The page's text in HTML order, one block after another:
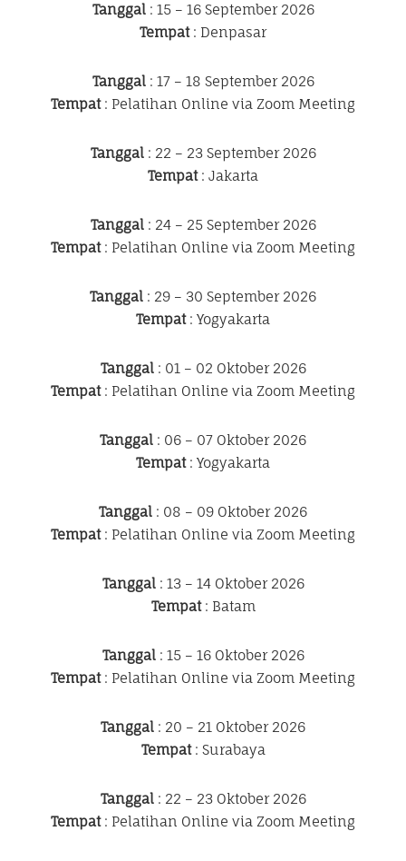
Tanggal: 15 – 16 September 2026
Tempat: Denpasar
Tanggal: 17 – 18 September 2026
Tempat: Pelatihan Online via Zoom Meeting
Tanggal: 22 – 23 September 2026
Tempat: Jakarta
Tanggal: 24 – 25 September 2026
Tempat: Pelatihan Online via Zoom Meeting
Tanggal : 29 – 30 September 2026
Tempat: Yogyakarta
Tanggal: 01 – 02 Oktober 2026
Tempat: Pelatihan Online via Zoom Meeting
Tanggal : 06 – 07 Oktober 2026
Tempat: Yogyakarta
Tanggal : 08 – 09 Oktober 2026
Tempat: Pelatihan Online via Zoom Meeting
Tanggal: 13 – 14 Oktober 2026
Tempat: Batam
Tanggal: 15 – 16 Oktober 2026
Tempat: Pelatihan Online via Zoom Meeting
Tanggal : 20 – 21 Oktober 2026
Tempat: Surabaya
Tanggal: 22 – 23 Oktober 2026
Tempat: Pelatihan Online via Zoom Meeting